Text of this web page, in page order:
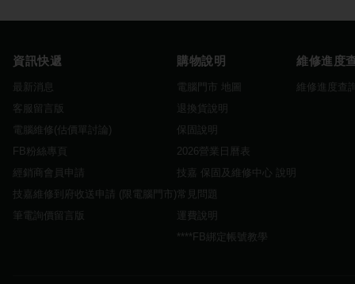
資訊快遞
最新消息
客服留言版
電腦維修(估價單討論)
FB粉絲專頁
經銷商會員申請
技嘉維修到府收送申請 (限電腦門市)
筆電詢價留言版
購物說明
電腦門市 地圖
退換貨說明
保固說明
2026營業日曆表
技嘉 保固及維修中心 說明
常見問題
運費說明
****FB綁定帳號教學
維修進度
維修進度查